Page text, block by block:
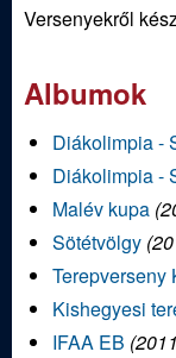
S
p
o
u
Versenyekről
Albumok
Diákolimpia -
Diákolimpia -
Malév kupa (
Sötétvölgy (
Terepverseny
Kishegyesi
IFAA EB (